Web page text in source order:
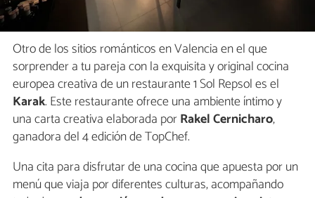
Otro de los sitios románticos en Valencia en el que
sorprender a tu pareja con la exquisita y original cocina
europea creativa de un restaurante 1 Sol Repsol es el
Karak. Este restaurante ofrece una ambiente íntimo y
una carta creativa elaborada porRakel Cernicharo,
ganadora del 4 edición de TopChef.
Una cita para disfrutar de una cocina que apuesta por un
menú que viaja por diferentes culturas, acompañando